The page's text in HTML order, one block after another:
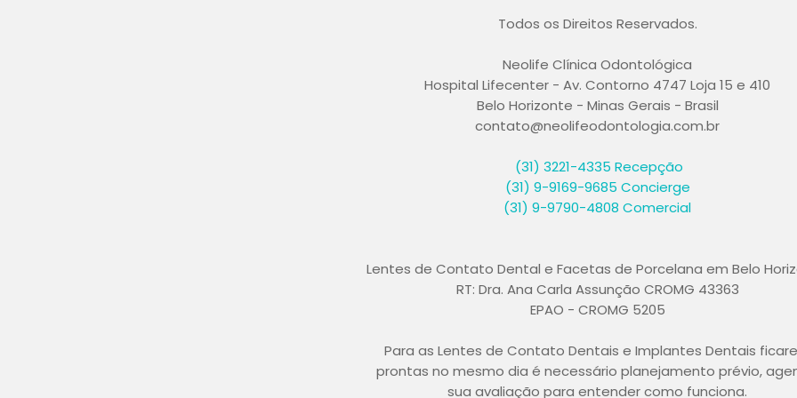
Todos os Direitos Reservados.
Neolife Clínica Odontológica
Hospital Lifecenter - Av. Contorno 4747 Loja 15 e 410
Belo Horizonte - Minas Gerais - Brasil
contato@neolifeodontologia.com.br
(31) 3221-4335 Recepção
(31) 9-9169-9685 Concierge
(31) 9-9790-4808 Comercial
Lentes de Contato Dental e Facetas de Porcelana em Belo
RT: Dra. Ana Carla Assunção CROMG 43363
EPAO - CROMG 5205
Para as Lentes de Contato Dentais e Implantes Dentais
prontas no mesmo dia é necessário planejamento prévio,
sua avaliação para entender como funciona.